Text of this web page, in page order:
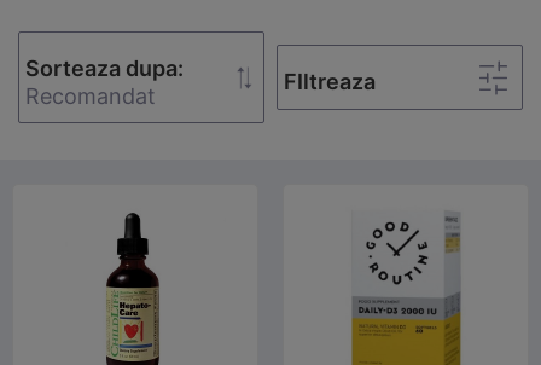
Sorteaza dupa:
Recomandat
FIltreaza